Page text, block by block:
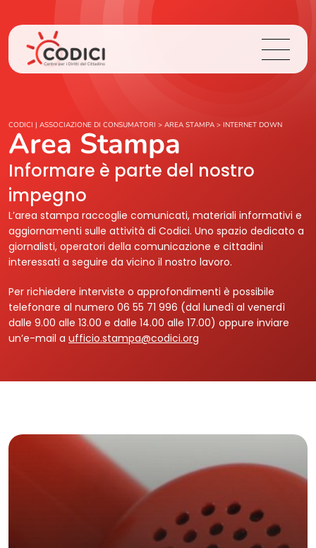
Chi Siamo
Cosa Facciamo
Area Stampa
Contatti
Login
CODICI | ASSOCIAZIONE DI CONSUMATORI > AREA STAMPA > INTERNET DOWN
Area Stampa
Informare è parte del nostro
impegno
L’area stampa raccoglie comunicati, materiali informativi e
aggiornamenti sulle attività di Codici. Uno spazio dedicato a
giornalisti, operatori della comunicazione e cittadini
interessati a seguire da vicino il nostro lavoro.
Per richiedere interviste o approfondimenti è possibile
telefonare al numero 06 55 71 996 (dal lunedì al venerdì
dalle 9.00 alle 13.00 e dalle 14.00 alle 17.00) oppure inviare
un’e-mail a ufficio.stampa@codici.org